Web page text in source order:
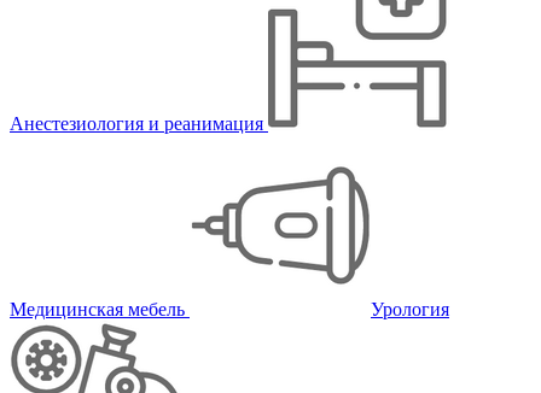
Анестезиология и реанимация
Медицинская мебель Урология